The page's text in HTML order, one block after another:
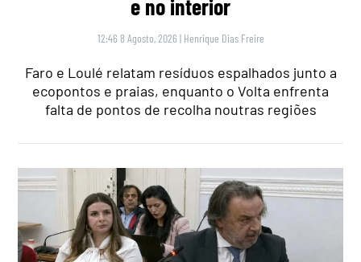
e no interior
12:46 8 Agosto, 2026 | Henrique Dias Freire
Faro e Loulé relatam resíduos espalhados junto a
ecopontos e praias, enquanto o Volta enfrenta
falta de pontos de recolha noutras regiões